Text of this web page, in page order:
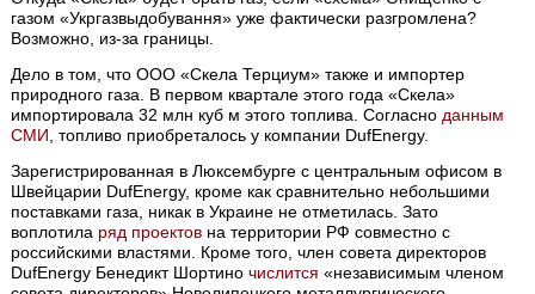
газом «Укргазвыдобування» уже фактически разгромлена?
Возможно, из-за границы.
Дело в том, что ООО «Скела Терциум» также и импортер
природного газа. В первом квартале этого года «Скела»
импортировала 32 млн куб м этого топлива. Согласно данным
СМИ , топливо приобреталось у компании DufEnergy.
Зарегистрированная в Люксембурге с центральным офисом в
Швейцарии DufEnergy, кроме как сравнительно небольшими
поставками газа, никак в Украине не отметилась. Зато
воплотила ряд проектов на территории РФ совместно с
российскими властями. Кроме того, член совета директоров
DufEnergy Бенедикт Шортиночислится «независимым членом